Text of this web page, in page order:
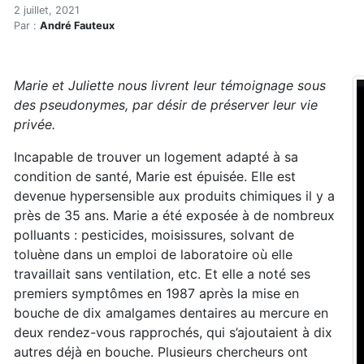
Accueil
Articles
La signification du 1er
2 juillet, 2021
Par : André Fauteux
Marie et Juliette nous livrent leur témoignage sous
des pseudonymes, par désir de préserver leur vie
privée.
Incapable de trouver un logement adapté à sa
condition de santé, Marie est épuisée. Elle est
devenue hypersensible aux produits chimiques il y a
près de 35 ans. Marie a été exposée à de nombreux
polluants : pesticides, moisissures, solvant de
toluène dans un emploi de laboratoire où elle
travaillait sans ventilation, etc. Et elle a noté ses
premiers symptômes en 1987 après la mise en
bouche de dix amalgames dentaires au mercure en
deux rendez-vous rapprochés, qui s’ajoutaient à dix
autres déjà en bouche. Plusieurs chercheurs ont